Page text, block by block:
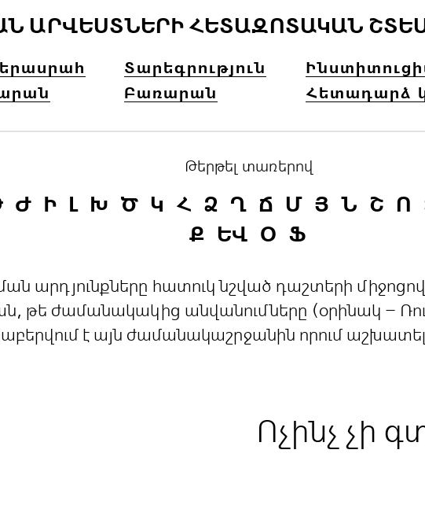
ԱՐՎԵՍՏՆԵՐԻ ՀԵՏԱԶՈՏԱԿԱՆ
Տարեգրություն
Բառարան Հետադարձ
Թերթել տառերով
Ժ Ի Լ Խ Ծ Կ Հ Ձ Ղ Ճ Մ Յ Ն Շ Ո
Ք ԵՎ Օ Ֆ
արդյունքները հատուկ նշված դաշտերի
ժամանակակից անվանումները (օրինակ –
է այն ժամանակաշրջանին որում
Ոչինչ չի